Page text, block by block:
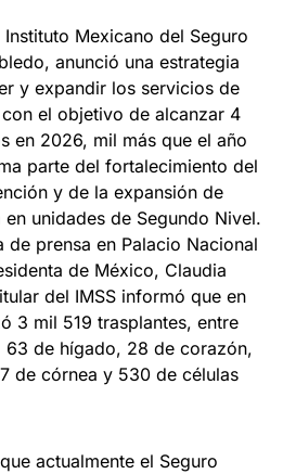
Mexicano del Seguro
anunció una estrategia
y expandir los servicios de
el objetivo de alcanzar 4
en 2026, mil más que el año
parte del fortalecimiento del
y de la expansión de
unidades de Segundo Nivel.
de prensa en Palacio Nacional
de México, Claudia
del IMSS informó que en
3 mil 519 trasplantes, entre
de hígado, 28 de corazón,
de córnea y 530 de células
actualmente el Seguro